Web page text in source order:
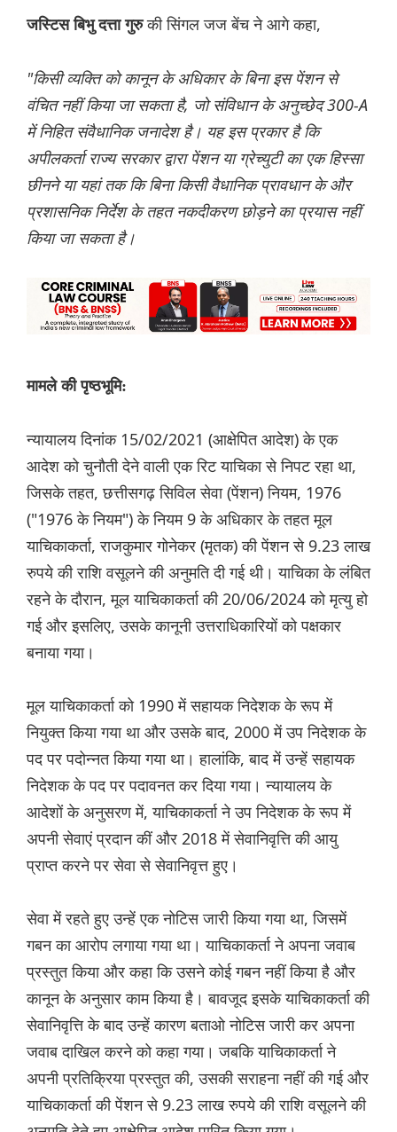
जस्टिस बिभु दत्ता गुरुकी सिंगल जज बेंच ने आगे कहा,
"किसी व्यक्ति को कानून के अधिकार के बिना इस पेंशन से
वंचित नहीं किया जा सकता है, जो संविधान के अनुच्छेद 300-A
में निहित संवैधानिक जनादेश है। यह इस प्रकार है कि
अपीलकर्ता राज्य सरकार द्वारा पेंशन या ग्रेच्युटी का एक हिस्सा
छीनने या यहां तक कि बिना किसी वैधानिक प्रावधान के और
प्रशासनिक निर्देश के तहत नकदीकरण छोड़ने का प्रयास नहीं
किया जा सकता है।
मामले की पृष्ठभूमि:
न्यायालय दिनांक 15/02/2021 (आक्षेपित आदेश) के एक
आदेश को चुनौती देने वाली एक रिट याचिका से निपट रहा था,
जिसके तहत, छत्तीसगढ़ सिविल सेवा (पेंशन) नियम, 1976
("1976 के नियम") के नियम 9 के अधिकार के तहत मूल
याचिकाकर्ता, राजकुमार गोनेकर (मृतक) की पेंशन से 9.23 लाख
रुपये की राशि वसूलने की अनुमति दी गई थी। याचिका के लंबित
रहने के दौरान, मूल याचिकाकर्ता की 20/06/2024 को मृत्यु हो
गई और इसलिए, उसके कानूनी उत्तराधिकारियों को पक्षकार
बनाया गया।
मूल याचिकाकर्ता को 1990 में सहायक निदेशक के रूप में
नियुक्त किया गया था और उसके बाद, 2000 में उप निदेशक के
पद पर पदोन्नत किया गया था। हालांकि, बाद में उन्हें सहायक
निदेशक के पद पर पदावनत कर दिया गया। न्यायालय के
आदेशों के अनुसरण में, याचिकाकर्ता ने उप निदेशक के रूप में
अपनी सेवाएं प्रदान कीं और 2018 में सेवानिवृत्ति की आयु
प्राप्त करने पर सेवा से सेवानिवृत्त हुए।
सेवा में रहते हुए उन्हें एक नोटिस जारी किया गया था, जिसमें
गबन का आरोप लगाया गया था। याचिकाकर्ता ने अपना जवाब
प्रस्तुत किया और कहा कि उसने कोई गबन नहीं किया है और
कानून के अनुसार काम किया है। बावजूद इसके याचिकाकर्ता की
सेवानिवृत्ति के बाद उन्हें कारण बताओ नोटिस जारी कर अपना
जवाब दाखिल करने को कहा गया। जबकि याचिकाकर्ता ने
अपनी प्रतिक्रिया प्रस्तुत की, उसकी सराहना नहीं की गई और
याचिकाकर्ता की पेंशन से 9.23 लाख रुपये की राशि वसूलने की